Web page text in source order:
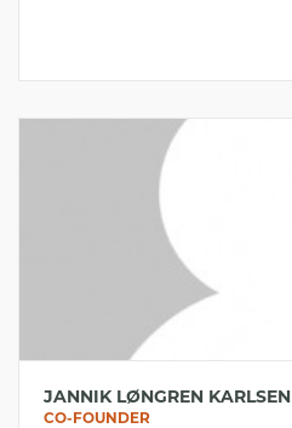
JANNIK LØNGREN KARLSEN
CO-FOUNDER